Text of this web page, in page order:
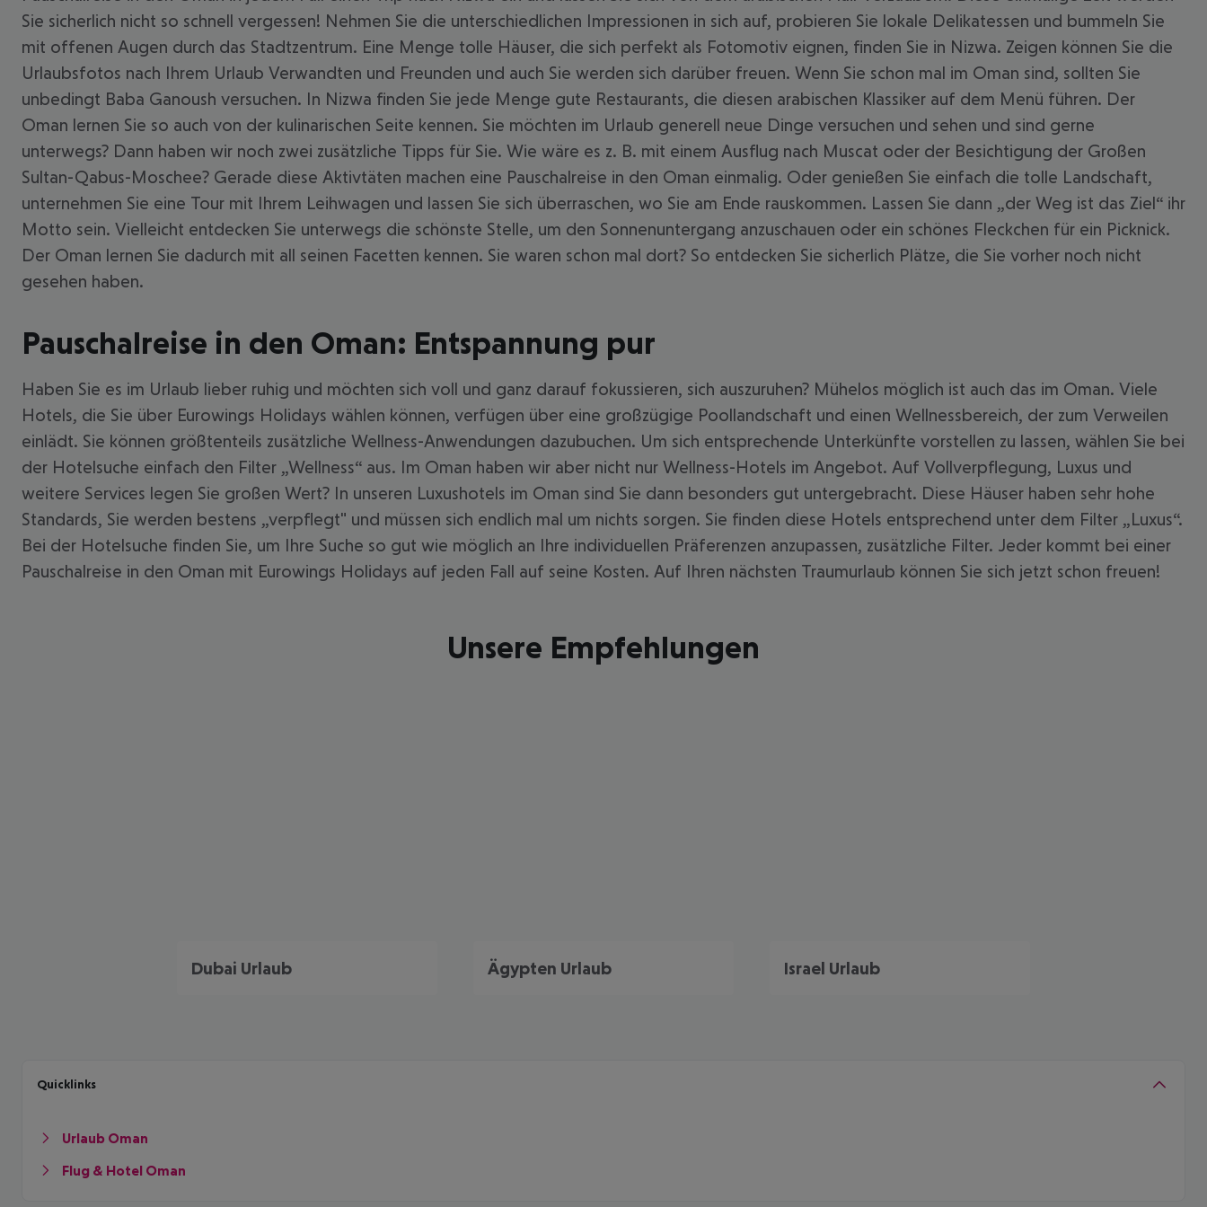
Sie sicherlich nicht so schnell vergessen! Nehmen Sie die unterschiedlichen Impressionen in sich auf, probieren Sie lokale Delikatessen und bummeln Sie
mit offenen Augen durch das Stadtzentrum. Eine Menge tolle Häuser, die sich perfekt als Fotomotiv eignen, finden Sie in Nizwa. Zeigen können Sie die
Urlaubsfotos nach Ihrem Urlaub Verwandten und Freunden und auch Sie werden sich darüber freuen. Wenn Sie schon mal im Oman sind, sollten Sie
unbedingt Baba Ganoush versuchen. In Nizwa finden Sie jede Menge gute Restaurants, die diesen arabischen Klassiker auf dem Menü führen. Der
Oman lernen Sie so auch von der kulinarischen Seite kennen. Sie möchten im Urlaub generell neue Dinge versuchen und sehen und sind gerne
unterwegs? Dann haben wir noch zwei zusätzliche Tipps für Sie. Wie wäre es z. B. mit einem Ausflug nach Muscat oder der Besichtigung der Großen
Sultan-Qabus-Moschee? Gerade diese Aktivtäten machen eine Pauschalreise in den Oman einmalig. Oder genießen Sie einfach die tolle Landschaft,
unternehmen Sie eine Tour mit Ihrem Leihwagen und lassen Sie sich überraschen, wo Sie am Ende rauskommen. Lassen Sie dann „der Weg ist das Ziel“ ihr
Motto sein. Vielleicht entdecken Sie unterwegs die schönste Stelle, um den Sonnenuntergang anzuschauen oder ein schönes Fleckchen für ein Picknick.
Der Oman lernen Sie dadurch mit all seinen Facetten kennen. Sie waren schon mal dort? So entdecken Sie sicherlich Plätze, die Sie vorher noch nicht
gesehen haben.
Pauschalreise in den Oman: Entspannung pur
Haben Sie es im Urlaub lieber ruhig und möchten sich voll und ganz darauf fokussieren, sich auszuruhen? Mühelos möglich ist auch das im Oman. Viele
Hotels, die Sie über Eurowings Holidays wählen können, verfügen über eine großzügige Poollandschaft und einen Wellnessbereich, der zum Verweilen
einlädt. Sie können größtenteils zusätzliche Wellness-Anwendungen dazubuchen. Um sich entsprechende Unterkünfte vorstellen zu lassen, wählen Sie bei
der Hotelsuche einfach den Filter „Wellness“ aus. Im Oman haben wir aber nicht nur Wellness-Hotels im Angebot. Auf Vollverpflegung, Luxus und
weitere Services legen Sie großen Wert? In unseren Luxushotels im Oman sind Sie dann besonders gut untergebracht. Diese Häuser haben sehr hohe
Standards, Sie werden bestens „verpflegt" und müssen sich endlich mal um nichts sorgen. Sie finden diese Hotels entsprechend unter dem Filter „Luxus“.
Bei der Hotelsuche finden Sie, um Ihre Suche so gut wie möglich an Ihre individuellen Präferenzen anzupassen, zusätzliche Filter. Jeder kommt bei einer
Pauschalreise in den Oman mit Eurowings Holidays auf jeden Fall auf seine Kosten. Auf Ihren nächsten Traumurlaub können Sie sich jetzt schon freuen!
Unsere Empfehlungen
Dubai Urlaub Ägypten Urlaub Israel Urlaub
Quicklinks
Urlaub Oman
Flug & Hotel Oman